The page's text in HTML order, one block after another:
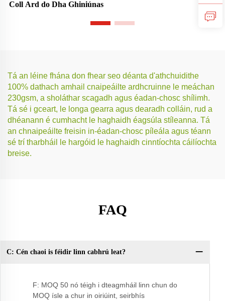
Coll Ard do Dha Ghiniúnas Domhain do Dha Ghiniúnas
Tá an léine fhána don fhear seo déanta d'athchuidithe
100% dathach amhail cnaipeáilte ardhcruinne le meáchan
230gsm, a sholáthar scagadh agus éadan-chosc shílimh.
Tá sé i gceart, le longa gearra agus dearadh colláin, rud a
dhéanann é cumhacht le haghaidh éagsúla stíleanna. Tá
an chnaipeáilte freisin in-éadan-chosc píleála agus téann
sé trí tharbháil le hargóid le haghaidh cinntíochta cáilíochta
breise.
FAQ
C: Cén chaoi is féidir linn cabhrú leat?
F: MOQ 50 nó téigh i dteagmháil linn chun do
MOQ ísle a chur in oiriúint, seirbhís